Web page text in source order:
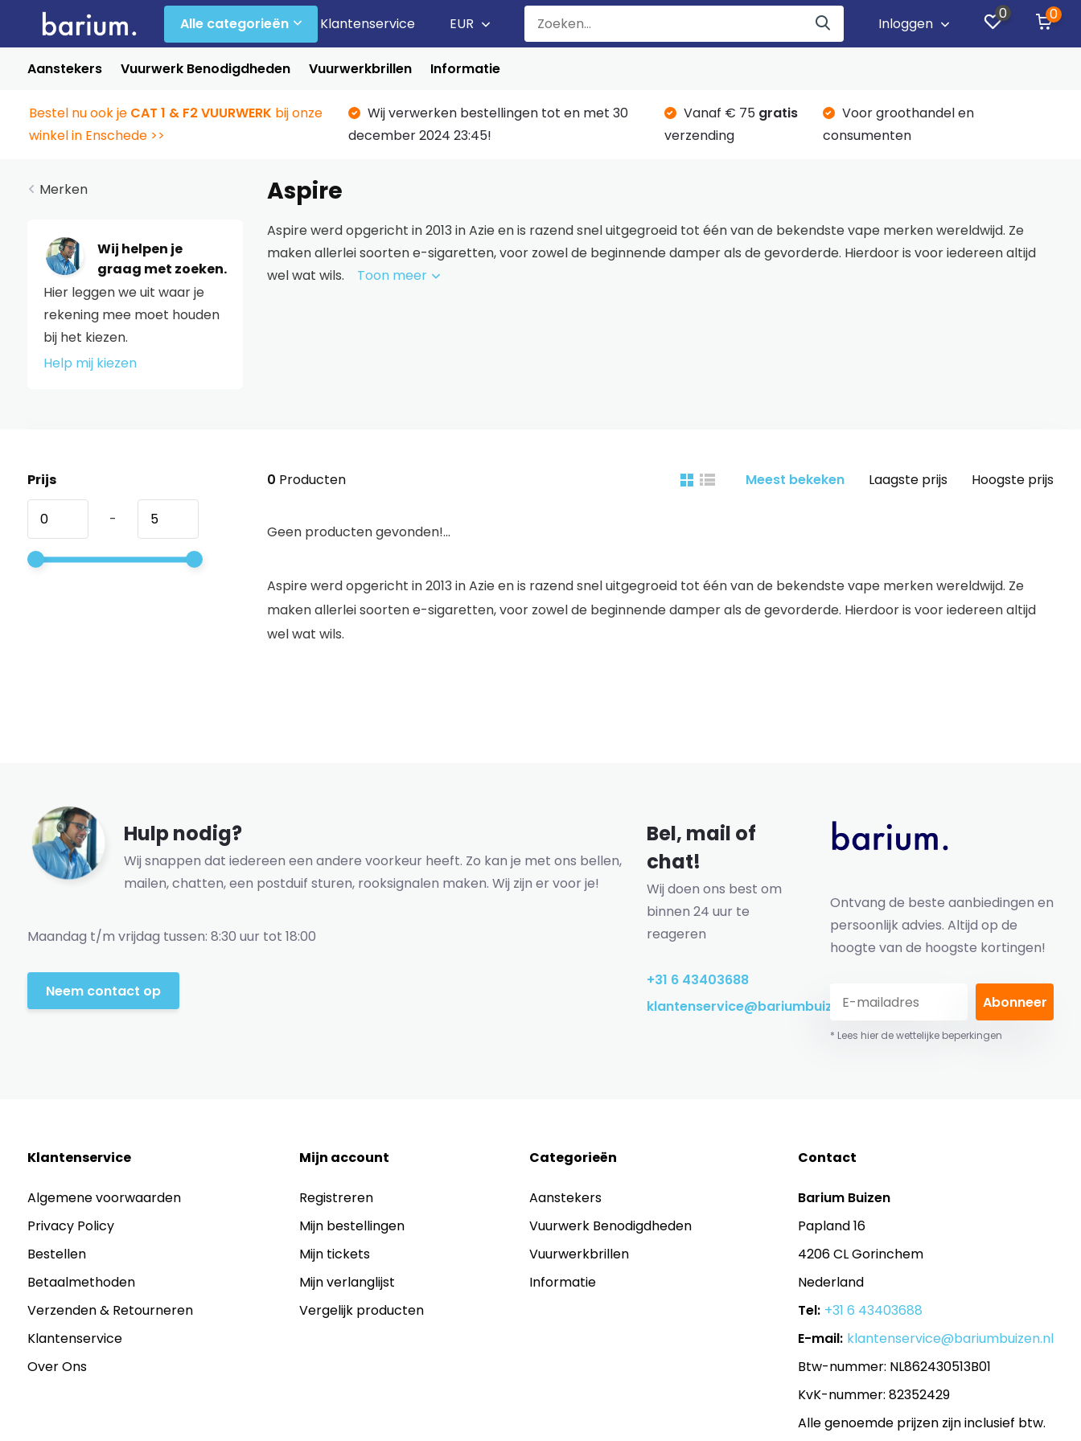
Alle categorieën Klantenservice EUR Inloggen
0 0
Aanstekers Vuurwerk Benodigdheden Vuurwerkbrillen Informatie
Bestel nu ook je CAT 1 & F2 VUURWERK bij onze
winkel in Enschede >>
Wij verwerken bestellingen tot en met 30
december 2024 23:45!
Vanaf € 75 gratis
verzending
Voor groothandel en
consumenten
Merken
Wij helpen je
graag met zoeken.
Hier leggen we uit waar je
rekening mee moet houden
bij het kiezen.
Help mij kiezen
Aspire
Aspire werd opgericht in 2013 in Azie en is razend snel uitgegroeid tot één van de bekendste vape merken wereldwijd. Ze
maken allerlei soorten e-sigaretten, voor zowel de beginnende damper als de gevorderde. Hierdoor is voor iedereen altijd
wel wat wils. Toon meer
Prijs
-
0 Producten Meest bekeken Laagste prijs Hoogste prijs
Geen producten gevonden!...
Aspire werd opgericht in 2013 in Azie en is razend snel uitgegroeid tot één van de bekendste vape merken wereldwijd. Ze
maken allerlei soorten e-sigaretten, voor zowel de beginnende damper als de gevorderde. Hierdoor is voor iedereen altijd
wel wat wils.
Hulp nodig?
Wij snappen dat iedereen een andere voorkeur heeft. Zo kan je met ons bellen,
mailen, chatten, een postduif sturen, rooksignalen maken. Wij zijn er voor je!
Maandag t/m vrijdag tussen: 8:30 uur tot 18:00
Neem contact op
Bel, mail of
chat!
Wij doen ons best om
binnen 24 uur te
reageren
+31 6 43403688
klantenservice@bariumbuizen.nl
Ontvang de beste aanbiedingen en
persoonlijk advies. Altijd op de
hoogte van de hoogste kortingen!
Abonneer
* Lees hier de wettelijke beperkingen
Klantenservice
Algemene voorwaarden
Privacy Policy
Bestellen
Betaalmethoden
Verzenden & Retourneren
Klantenservice
Over Ons
Mijn account
Registreren
Mijn bestellingen
Mijn tickets
Mijn verlanglijst
Vergelijk producten
Categorieën
Aanstekers
Vuurwerk Benodigdheden
Vuurwerkbrillen
Informatie
Contact
Barium Buizen
Papland 16
4206 CL Gorinchem
Nederland
Tel: +31 6 43403688
E-mail: klantenservice@bariumbuizen.nl
Btw-nummer: NL862430513B01
KvK-nummer: 82352429
Alle genoemde prijzen zijn inclusief btw.